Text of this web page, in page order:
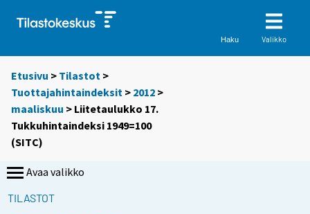
Haku Valikko
Etusivu > Tilastot >
Tuottajahintaindeksit > 2012 >
maaliskuu > Liitetaulukko 17.
Tukkuhintaindeksi 1949=100
(SITC)
Avaa valikko
TILASTOT